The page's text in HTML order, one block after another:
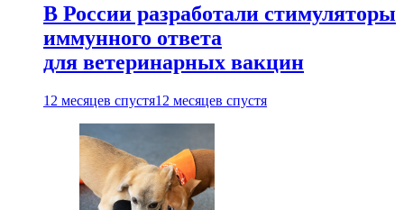
В России разработали стимуляторы
иммунного ответа
для ветеринарных вакцин
12 месяцев спустя12 месяцев спустя